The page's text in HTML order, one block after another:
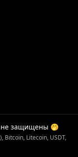
не защищены 🤭
Litecoin, USDT,